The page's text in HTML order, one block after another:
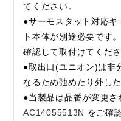
てください。
●サーモスタット対応キ
ト本体が別途必要です
確認して取付けてくださ
●取出口(ユニオン)は非
なるため弛めたり外し
●当製品は品番が変更さ
AC14055513N をご確